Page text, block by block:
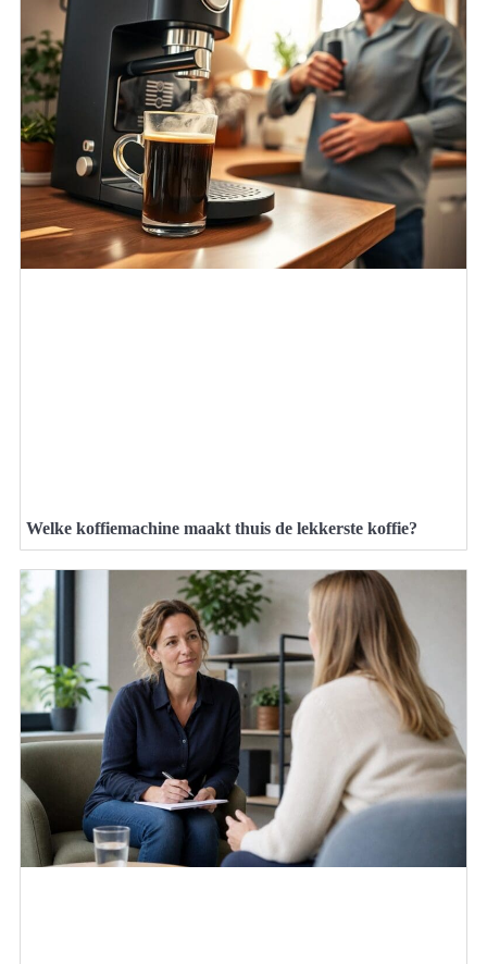
Welke koffiemachine maakt thuis de lekkerste koffie?